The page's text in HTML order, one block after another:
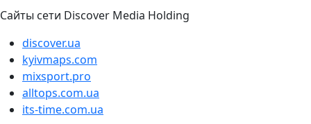
Сайты сети Discover Media Holding
discover.ua
kyivmaps.com
mixsport.pro
alltops.com.ua
its-time.com.ua